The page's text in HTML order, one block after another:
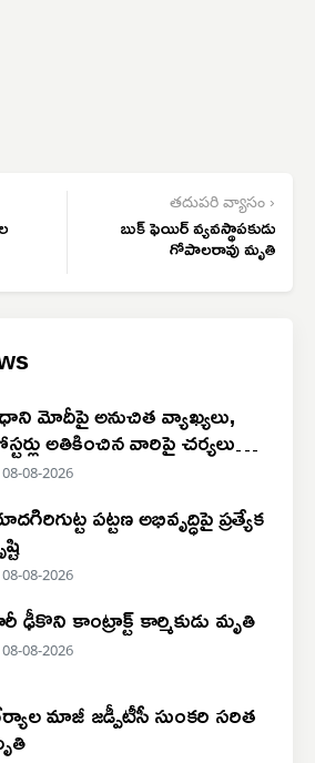
తదుపరి వ్యాసం ›
బుక్ ఫెయిర్ వ్యవస్థాపకుడు
గోపాలరావు మృతి
మోదీపై అనుచిత వ్యాఖ్యలు,
అతికించిన వారిపై చర్యలు
08-2026
పట్టణ అభివృద్ధిపై ప్రత్యేక
08-2026
ఢీకొని కాంట్రాక్ట్ కార్మికుడు మృతి
08-2026
మాజీ జడ్పీటీసీ సుంకరి సరిత